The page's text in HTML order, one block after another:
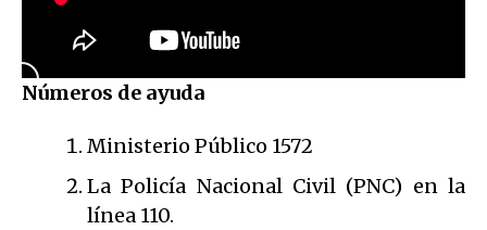
Números de ayuda
Ministerio Público 1572
La Policía Nacional Civil (PNC) en la
línea 110.